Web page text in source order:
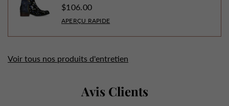
$106.00
APERÇU RAPIDE
Voir tous nos produits d'entretien
Avis Clients